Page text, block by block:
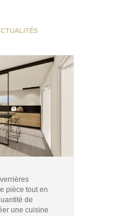
pièce tout en
de
une cuisine